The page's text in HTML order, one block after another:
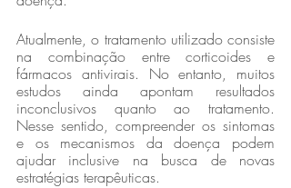
Atualmente, o tratamento utilizado consiste
na combinação entre corticoides e
fármacos antivirais. No entanto, muitos
estudos ainda apontam resultados
inconclusivos quanto ao tratamento.
Nesse sentido, compreender os sintomas
e os mecanismos da doença podem
ajudar inclusive na busca de novas
estratégias terapêuticas.